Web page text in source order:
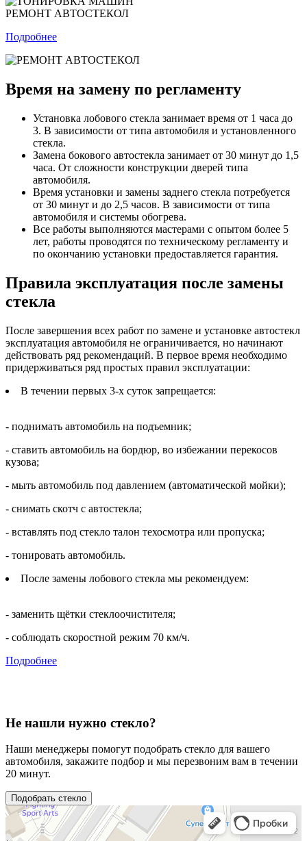
РЕМОНТ АВТОСТЕКОЛ
Подробнее
Время на замену по регламенту
Установка лобового стекла занимает время от 1 часа до
3. В зависимости от типа автомобиля и установленного
стекла.
Замена бокового автостекла занимает от 30 минут до 1,5
часа. От сложности конструкции дверей типа
автомобиля.
Время установки и замены заднего стекла потребуется
от 30 минут и до 2,5 часов. В зависимости от типа
автомобиля и системы обогрева.
Все работы выполняются мастерами с опытом более 5
лет, работы проводятся по техническому регламенту и
по окончанию установки предоставляется гарантия.
Правила эксплуатация после замены
стекла
После завершения всех работ по замене и установке автостекл
эксплуатация автомобиля не ограничивается, но начинают
действовать ряд рекомендаций. В первое время необходимо
придерживаться ряд простых правил эксплуатации:
В течении первых 3-х суток запрещается:
- поднимать автомобиль на подъемник;
- ставить автомобиль на бордюр, во избежании перекосов
кузова;
- мыть автомобиль под давлением (автоматической мойки);
- снимать скотч с автостекла;
- вставлять под стекло талон техосмотра или пропуска;
- тонировать автомобиль.
После замены лобового стекла мы рекомендуем:
- заменить щётки стеклоочистителя;
- соблюдать скоростной режим 70 км/ч.
Подробнее
Не нашли нужно стекло?
Наши менеджеры помогут подобрать стекло для вашего
автомобиля, закажите подбор и мы перезвоним вам в течении
20 минут.
Подобрать стекло